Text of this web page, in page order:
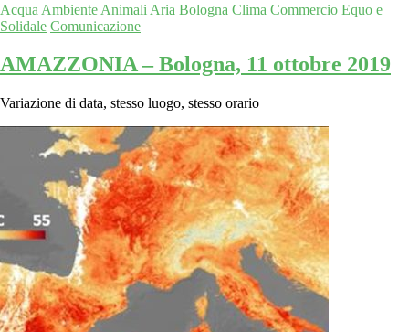
Acqua Ambiente Animali Aria Bologna Clima Commercio Equo e
Solidale Comunicazione
AMAZZONIA – Bologna, 11 ottobre 2019
Variazione di data, stesso luogo, stesso orario